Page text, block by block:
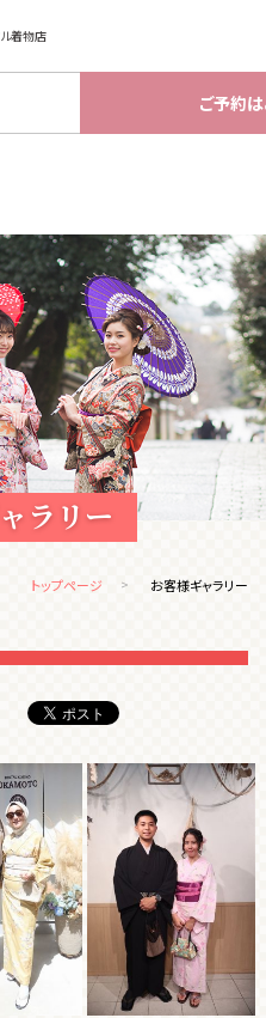
passed in
app/template/
着物店
ご予約は
ラリー
トップページ お客様ギャラリー